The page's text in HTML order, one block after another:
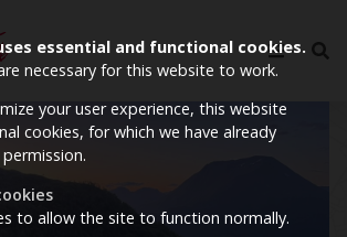
essential and functional cookies.
necessary for this website to work.
your user experience, this website
cookies, for which we have already
to allow the site to function normally.